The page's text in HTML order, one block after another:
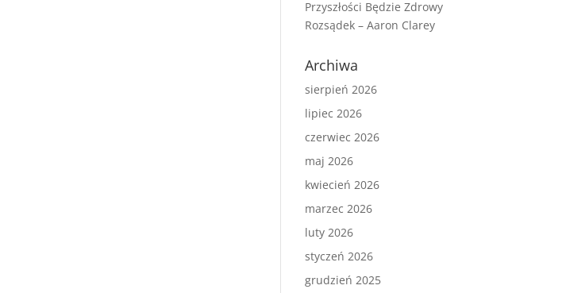
Przyszłości Będzie Zdrowy
Rozsądek – Aaron Clarey
Archiwa
sierpień 2026
lipiec 2026
czerwiec 2026
maj 2026
kwiecień 2026
marzec 2026
luty 2026
styczeń 2026
grudzień 2025